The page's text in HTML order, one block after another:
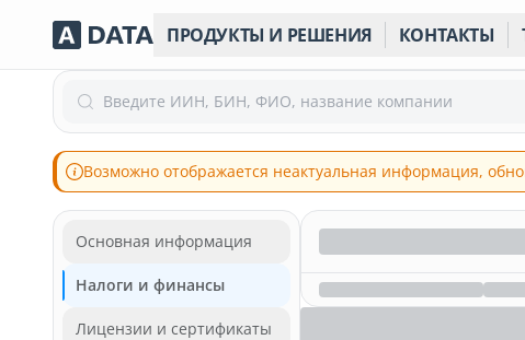
ПРОДУКТЫ И РЕШЕНИЯ КОНТАКТЫ
Введите ИИН, БИН, ФИО, название компании
Возможно отображается неактуальная информация,
Основная информация
Налоги и финансы
Лицензии и сертификаты